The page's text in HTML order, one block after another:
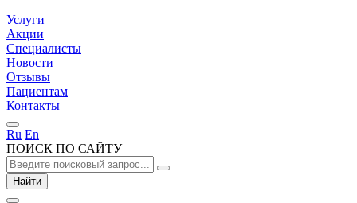
Услуги
Акции
Специалисты
Новости
Отзывы
Пациентам
Контакты
Ru En
ПОИСК ПО САЙТУ
Найти